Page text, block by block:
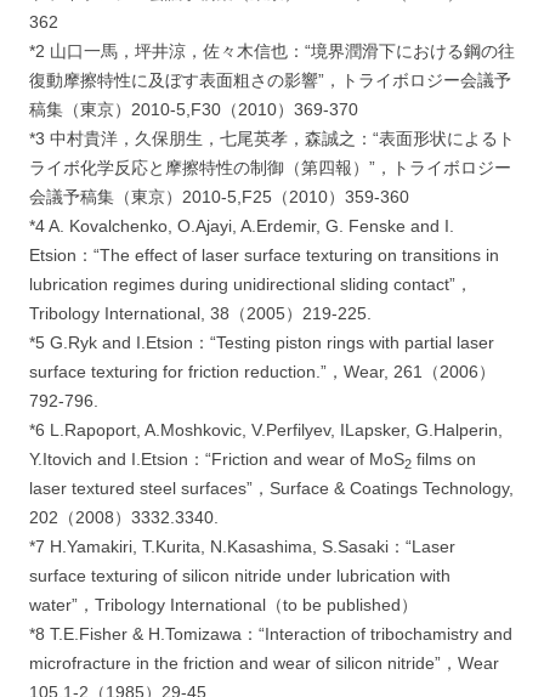
362
*2 山口一馬，坪井涼，佐々木信也：“境界潤滑下における鋼の往
復動摩擦特性に及ぼす表面粗さの影響”，トライボロジー会議予
稿集（東京）2010-5,F30（2010）369-370
*3 中村貴洋，久保朋生，七尾英孝，森誠之：“表面形状によるト
ライボ化学反応と摩擦特性の制御（第四報）”，トライボロジー
会議予稿集（東京）2010-5,F25（2010）359-360
*4 A. Kovalchenko, O.Ajayi, A.Erdemir, G. Fenske and I.
Etsion：“The effect of laser surface texturing on transitions in
lubrication regimes during unidirectional sliding contact”，
Tribology International, 38（2005）219-225.
*5 G.Ryk and I.Etsion：“Testing piston rings with partial laser
surface texturing for friction reduction.”，Wear, 261（2006）
792-796.
*6 L.Rapoport, A.Moshkovic, V.Perfilyev, ILapsker, G.Halperin,
Y.Itovich and I.Etsion：“Friction and wear of MoS2 films on
laser textured steel surfaces”，Surface & Coatings Technology,
202（2008）3332.3340.
*7 H.Yamakiri, T.Kurita, N.Kasashima, S.Sasaki：“Laser
surface texturing of silicon nitride under lubrication with
water”，Tribology International（to be published）
*8 T.E.Fisher & H.Tomizawa：“Interaction of tribochamistry and
microfracture in the friction and wear of silicon nitride”，Wear
105,1-2（1985）29-45